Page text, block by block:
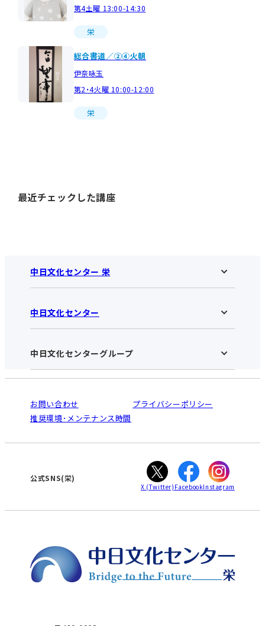
第4土曜 13:00-14:30
栄
総合書道／②④火朝
伊奈咏玉
第2・4火曜 10:00-12:00
栄
最近チェックした講座
中日文化センター 栄
中日文化センター 栄HOME
お知らせ
アクセス･営業時間
お申し込みの流れ
入会と受講のご案内
中日文化センター
中日文化センターHOME
中日文化センターとは
受講規約・会員特典
ご利用ガイド
オンライン講座受講の手順
WEBサイトのよくある質問
中日文化センターグループ
南大高
犬山
高蔵寺
大垣
津
お問い合わせ
プライバシーポリシー
推奨環境･メンテナンス時間
公式SNS(栄)
X (Twitter) FacebookInstagram